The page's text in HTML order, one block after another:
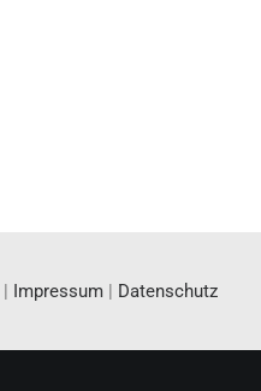
| Impressum | Datenschutz